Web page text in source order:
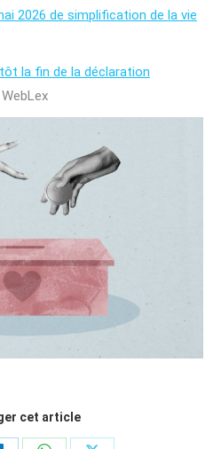
2026 de simplification de la vie
la fin de la déclaration
cet article